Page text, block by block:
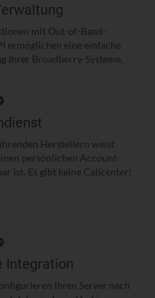
mit Out-of-Band-
ermöglichen eine einfache
Ihrer Broadberry-Systeme.
Herstellern weist
persönlichen Account-
ist. Es gibt keine Callcenter!
Integration
Ihren Server nach